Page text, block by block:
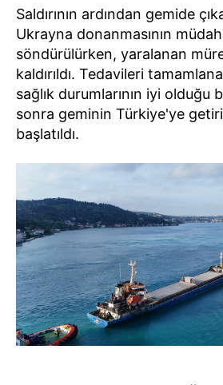
Saldırının ardından gemide
Ukrayna donanmasının
söndürülürken, yaralanan
kaldırıldı. Tedavileri
sağlık durumlarının iyi olduğu
sonra geminin Türkiye'ye
başlatıldı.